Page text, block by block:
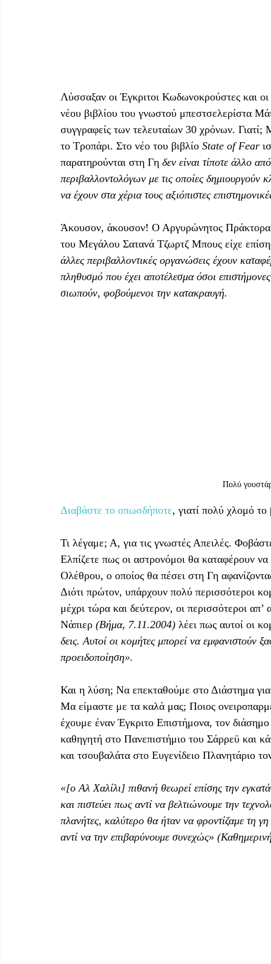
Λύσσαξαν οι Έγκριτοι Κωδωνοκρούστες και
νέου βιβλίου του γνωστού μπεστσελερίστα
συγγραφείς των τελευταίων 30 χρόνων.
το Τροπάρι. Στο νέο του βιβλίο State of Fear
παρατηρούνται στη Γη δεν είναι τίποτε άλλο
περιβαλλοντολόγων με τις οποίες δημιουργούν
να έχουν στα χέρια τους αξιόπιστες
Άκουσον, άκουσον! Ο Αργυρώνητος
του Μεγάλου Σατανά Τζωρτζ Μπους είχε
άλλες περιβαλλοντικές οργανώσεις έχουν
πληθυσμό που έχει αποτέλεσμα όσοι
σιωπούν, φοβούμενοι την κατακραυγή.
Πολύ
Διαβάστε το οπωσδήποτε, γιατί πολύ χλομό
Τι λέγαμε; Α, για τις γνωστές Απειλές.
Ελπίζετε πως οι αστρονόμοι θα καταφέρουν
Ολέθρου, ο οποίος θα πέσει στη Γη
Διότι πρώτον, υπάρχουν πολύ περισσότεροι
μέχρι τώρα και δεύτερον, οι περισσότεροι
Νάπιερ (Βήμα, 7.11.2004) λέει πως αυτοί οι
δεις. Αυτοί οι κομήτες μπορεί να εμφανιστούν
προειδοποίηση».
Και η λύση; Να επεκταθούμε στο Διάστημα
Μα είμαστε με τα καλά μας; Ποιος
έχουμε έναν Έγκριτο Επιστήμονα, τον
καθηγητή στο Πανεπιστήμιο του Σάρρεϋ και
και τσουβαλάτα στο Ευγενίδειο Πλανητάριο
«[ο Αλ Χαλίλι] πιθανή θεωρεί επίσης την
και πιστεύει πως αντί να βελτιώνουμε την
πλανήτες, καλύτερο θα ήταν να φροντίζαμε τη
αντί να την επιβαρύνουμε συνεχώς»